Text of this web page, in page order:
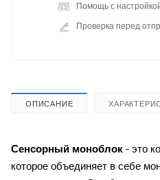
Помощь с
Проверка перед
ОПИСАНИЕ
Сенсорный моноблок - это
которое объединяет в себе